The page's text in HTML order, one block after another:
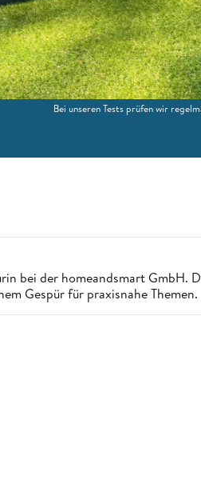
Bei unseren Tests prüfen wir
bei der homeandsmart
Gespür für praxisnahe Themen.